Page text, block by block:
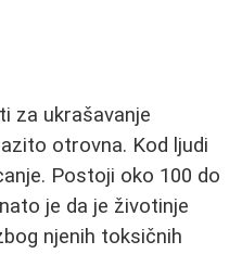
za ukrašavanje
otrovna. Kod ljudi
Postoji oko 100 do
je da je životinje
njenih toksičnih